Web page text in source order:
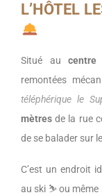
L’HÔTEL
Situé au
remontées
téléphérique le
mètres de la rue
de se balader sur
C’est un endroit
au ski ⛷️ ou même